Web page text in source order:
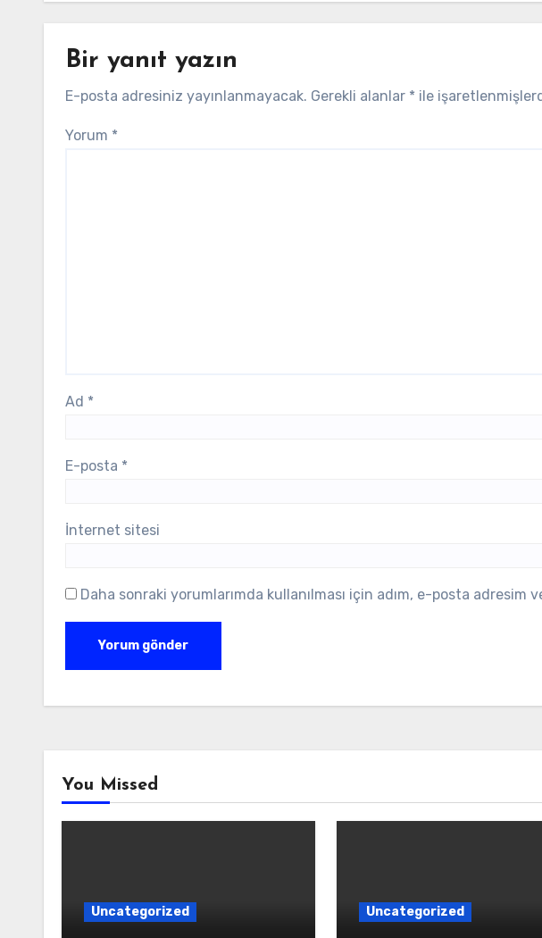
Bir yanıt yazın
E-posta adresiniz yayınlanmayacak. Gerekli alanlar * ile
Yorum *
Ad *
E-posta *
İnternet sitesi
Daha sonraki yorumlarımda kullanılması için adım, e-posta adresim
You Missed
Uncategorized Uncategorized